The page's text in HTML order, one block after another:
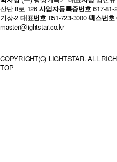
산단 8로 126 사업자등록증번호617-81-
기장-2 대표번호051-723-3000팩스번호
master@lightstar.co.kr
COPYRIGHT(C) LIGHTSTAR. ALL
TOP